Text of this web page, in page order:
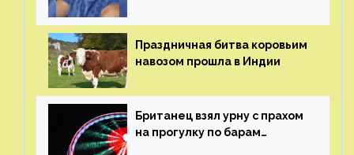
Праздничная битва коровьим
навозом прошла в Индии
Британец взял урну с прахом
на прогулку по барам